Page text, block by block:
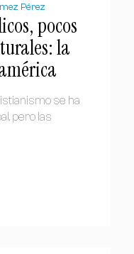
Pérez
pocos
la
se ha
pero las